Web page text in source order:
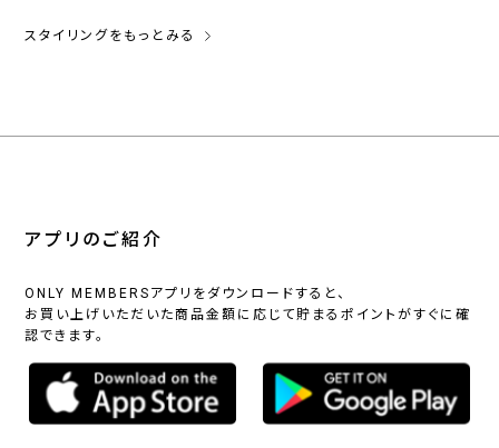
スタイリングをもっとみる
アプリのご紹介
ONLY MEMBERSアプリをダウンロードすると、
お買い上げいただいた商品金額に応じて貯まるポイントがすぐに確
認できます。